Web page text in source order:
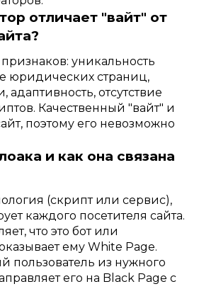
отличает "вайт" от
уникальность
юридических страниц,
адаптивность, отсутствие
Качественный "вайт" и
поэтому его невозможно
и как она связана
(скрипт или сервис),
каждого посетителя сайта.
что это бот или
ему White Page.
пользователь из нужного
его на Black Page с